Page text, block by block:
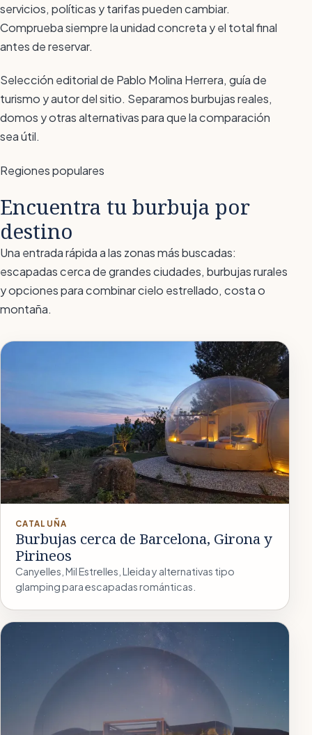
servicios, políticas y tarifas pueden cambiar.
Comprueba siempre la unidad concreta y el total final
antes de reservar.
Selección editorial de Pablo Molina Herrera, guía de
turismo y autor del sitio. Separamos burbujas reales,
domos y otras alternativas para que la comparación
sea útil.
Regiones populares
Encuentra tu burbuja por
destino
Una entrada rápida a las zonas más buscadas:
escapadas cerca de grandes ciudades, burbujas rurales
y opciones para combinar cielo estrellado, costa o
montaña.
CATALUÑA
Burbujas cerca de Barcelona, Girona y
Pirineos
Canyelles, Mil Estrelles, Lleida y alternativas tipo
glamping para escapadas románticas.